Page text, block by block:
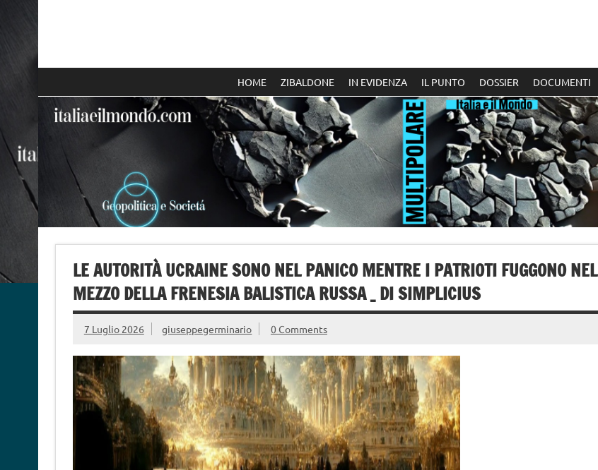
HOME ZIBALDONE IN EVIDENZA IL PUNTO DOSSIER DOCUMENTI
LE AUTORITÀ UCRAINE SONO NEL PANICO MENTRE I PATRIOTI FUGGONO NEL
MEZZO DELLA FRENESIA BALISTICA RUSSA _ DI SIMPLICIUS
7 Luglio 2026 giuseppegerminario 0 Comments